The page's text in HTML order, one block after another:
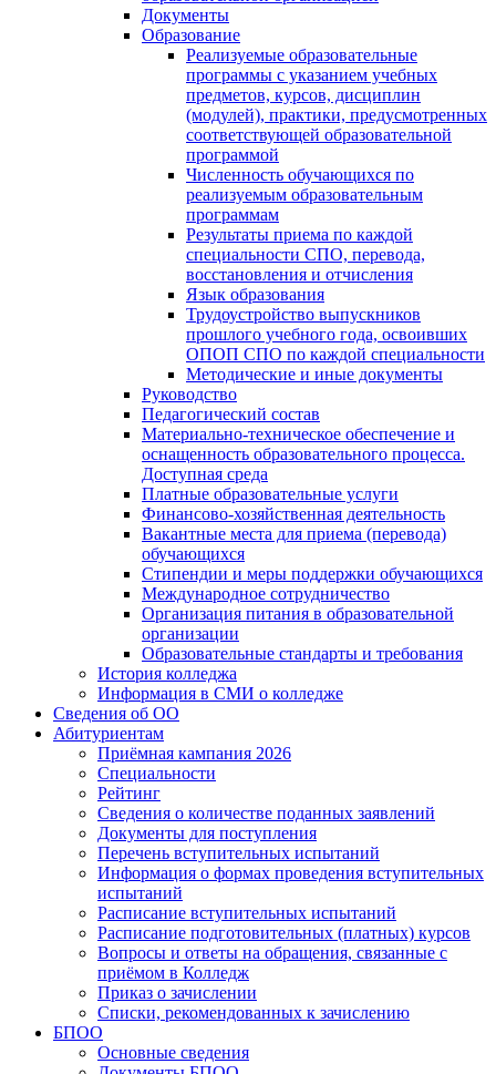
Документы
Образование
Реализуемые образовательные
программы с указанием учебных
предметов, курсов, дисциплин
(модулей), практики, предусмотренных
соответствующей образовательной
программой
Численность обучающихся по
реализуемым образовательным
программам
Результаты приема по каждой
специальности СПО, перевода,
восстановления и отчисления
Язык образования
Трудоустройство выпускников
прошлого учебного года, освоивших
ОПОП СПО по каждой специальности
Методические и иные документы
Руководство
Педагогический состав
Материально-техническое обеспечение и
оснащенность образовательного процесса.
Доступная среда
Платные образовательные услуги
Финансово-хозяйственная деятельность
Вакантные места для приема (перевода)
обучающихся
Стипендии и меры поддержки обучающихся
Международное сотрудничество
Организация питания в образовательной
организации
Образовательные стандарты и требования
История колледжа
Информация в СМИ о колледже
Сведения об ОО
Абитуриентам
Приёмная кампания 2026
Специальности
Рейтинг
Сведения о количестве поданных заявлений
Документы для поступления
Перечень вступительных испытаний
Информация о формах проведения вступительных
испытаний
Расписание вступительных испытаний
Расписание подготовительных (платных) курсов
Вопросы и ответы на обращения, связанные с
приёмом в Колледж
Приказ о зачислении
Списки, рекомендованных к зачислению
БПОО
Основные сведения